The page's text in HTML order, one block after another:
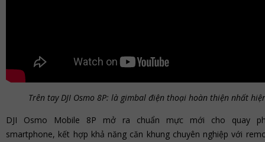
Trên tay DJI Osmo 8P: là gimbal điện thoại hoàn thiện nhất
DJI Osmo Mobile 8P mở ra chuẩn mực mới cho quay
smartphone, kết hợp khả năng căn khung chuyên nghiệp với